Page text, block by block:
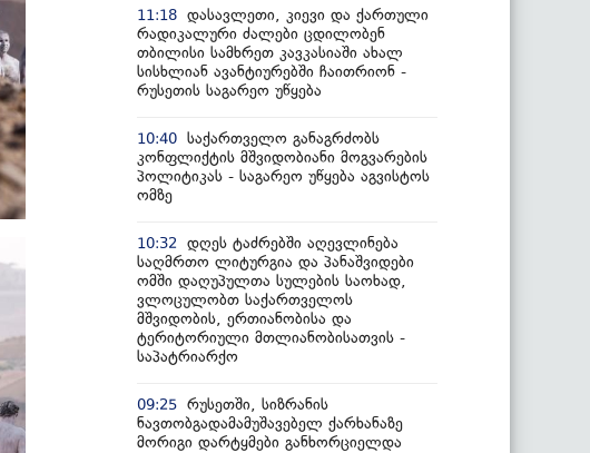
11:18 დასავლეთი, კიევი და ქართული
რადიკალური ძალები ცდილობენ
თბილისი სამხრეთ კავკასიაში ახალ
სისხლიან ავანტიურებში ჩაითრიონ -
რუსეთის საგარეო უწყება
10:40 საქართველო განაგრძობს
კონფლიქტის მშვიდობიანი მოგვარების
პოლიტიკას - საგარეო უწყება აგვისტოს
ომზე
10:32
დღეს ტაძრებში აღევლინება
საღმრთო ლიტურგია და პანაშვიდები
ომში დაღუპულთა სულების საოხად,
ვლოცულობთ საქართველოს
მშვიდობის, ერთიანობისა და
ტერიტორიული მთლიანობისათვის -
საპატრიარქო
09:25 რუსეთში, სიზრანის
ნავთობგადამამუშავებელ ქარხანაზე
მორიგი დარტყმები განხორციელდა